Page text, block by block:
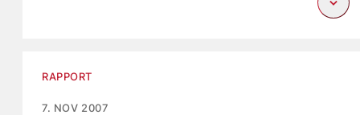
RAPPORT
7. NOV 2007